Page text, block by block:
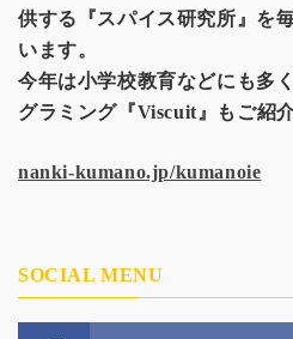
供する『スパイス研究所』を
います。
今年は小学校教育などにも多
グラミング『Viscuit』もご紹
nanki-kumano.jp/kumanoie
SOCIAL MENU